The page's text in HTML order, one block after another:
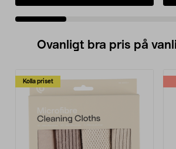
Ovanligt bra pris på
Kolla priset